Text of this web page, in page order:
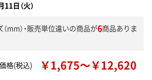
日（火）
mm）・販売単位違いの商品が6商品ありま
格(税込) ￥1,675～￥12,620